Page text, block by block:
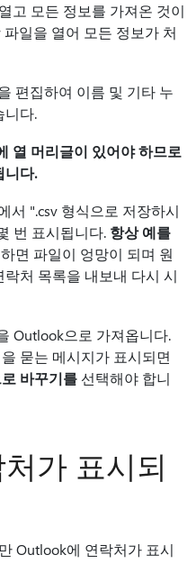
고 모든 정보를 가져온 것이
파일을 열어 모든 정보가 처
편집하여 이름 및 기타 누
니다.
열 머리글이 있어야 하므로
니다.
서 ".csv 형식으로 저장하시
번 표시됩니다. 항상 예를
면 파일이 엉망이 되며 원
처 목록을 내보내 다시 시
Outlook으로 가져옵니다.
묻는 메시지가 표시되면
바꾸기를 선택해야 합니
가 표시되
Outlook에 연락처가 표시